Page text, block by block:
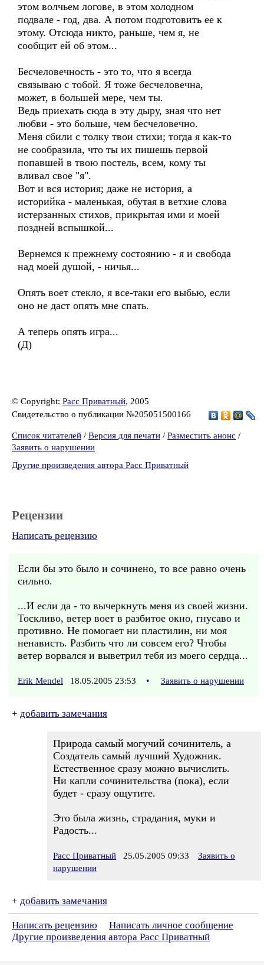
этом волчьем логове, в этом холодном
подвале - год, два. А потом подготовить ее к
этому. Отсюда никто, раньше, чем я, не
сообщит ей об этом...
Бесчеловечность - это то, что я всегда
связываю с тобой. Я тоже бесчеловечна,
может, в большей мере, чем ты.
Ведь приехать сюда в эту дыру, зная что нет
любви - это больше, чем бесчеловечно.
Меня сбили с толку твои стихи; тогда я как-то
не сообразила, что ты их пишешь первой
попавшей в твою постель, всем, кому ты
вливал свое "я".
Вот и вся история; даже не история, а
историйка - маленькая, обутая в ветхие слова
истерзанных стихов, прикрытая ими и моей
поздней вспышкой...
Вернемся к прежнему состоянию - я и свобода
над моей душой, - ничья...
Опять воет стекло, я все-таки его выбью, если
оно не даст опять мне спать.
А теперь опять игра...
(Д)
© Copyright: Расс Приватный, 2005
Свидетельство о публикации №205051500166
Список читателей / Версия для печати / Разместить анонс /
Заявить о нарушении
Другие произведения автора Расс Приватный
Рецензии
Написать рецензию
Если бы это было и сочинено, то все равно очень
сильно.
...И если да - то вычеркнуть меня из своей жизни.
Тоскливо, ветер воет в разбитое окно, гнусаво и
противно. Не помогает ни пластилин, ни моя
ненависть. Разбить что ли совсем его? Чтобы
ветер ворвался и выветрил тебя из моего сердца...
Erik Mendel 18.05.2005 23:53 • Заявить о нарушении
+ добавить замечания
Природа самый могучий сочинитель, а
Создатель самый лучший Художник.
Естественное сразу можно вычислить.
Ни капли сочинительства (пока), если
будет - сразу ощутите.
Это была жизнь, страдания, муки и
Радость...
Расс Приватный 25.05.2005 09:33
Заявить о
нарушении
+ добавить замечания
Написать рецензию
Написать личное сообщение
Другие произведения автора Расс Приватный